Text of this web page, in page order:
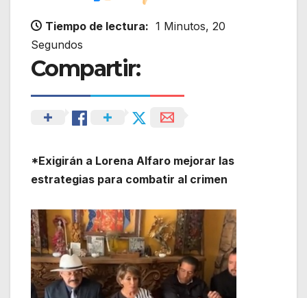
Tiempo de lectura: 1 Minutos, 20
Segundos
Compartir:
*Exigirán a Lorena Alfaro mejorar las
estrategias para combatir al crimen